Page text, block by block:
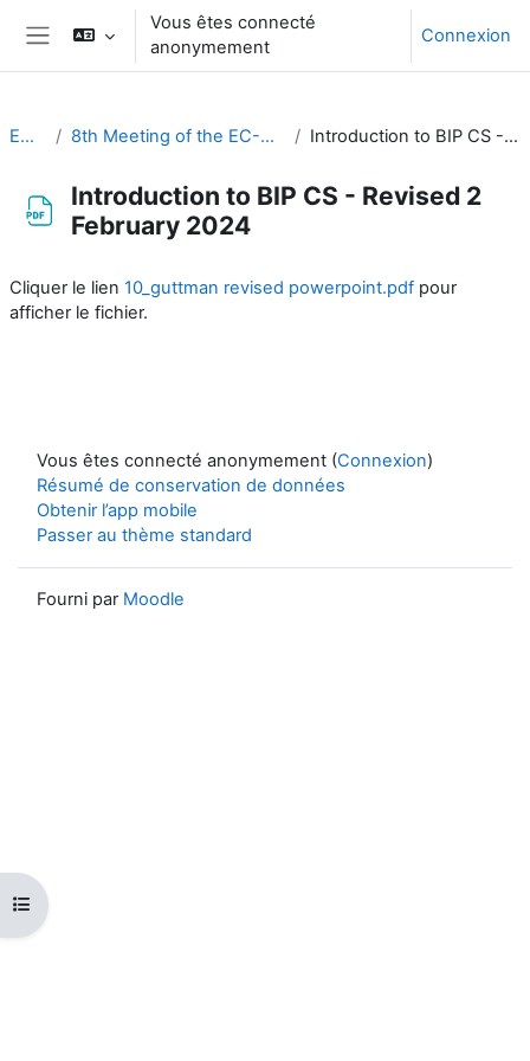
Passer au contenu principal
Panneau latéral
Vous êtes connecté
anonymement
Connexion
Ouvrir l’index du cours
EC-CDP 8th Meeting of the EC-CDP (5 & 6 February 2024) Introduction to BIP CS - Revised 2 February 2024
Introduction to BIP CS - Revised 2
February 2024
Cliquer le lien 10_guttman revised powerpoint.pdf pour
afficher le fichier.
Vous êtes connecté anonymement (Connexion)
Résumé de conservation de données
Obtenir l’app mobile
Passer au thème standard
Fourni par Moodle